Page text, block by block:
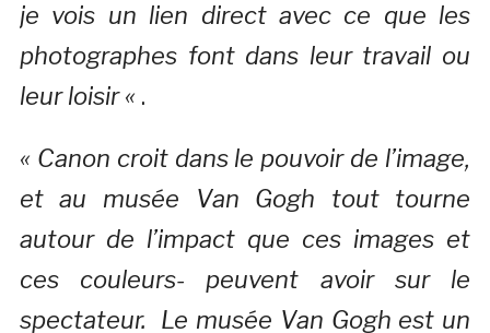
je vois un lien direct avec ce que les
photographes font dans leur travail ou
leur loisir « .
« Canon croit dans le pouvoir de l’image,
et au musée Van Gogh tout tourne
autour de l’impact que ces images et
ces couleurs- peuvent avoir sur le
spectateur. Le musée Van Gogh est un